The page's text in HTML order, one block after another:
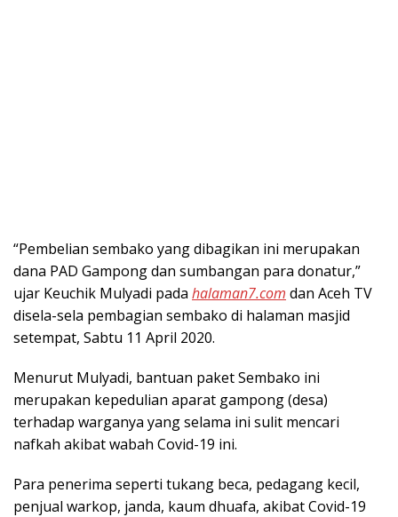
“Pembelian sembako yang dibagikan ini merupakan
dana PAD Gampong dan sumbangan para donatur,”
ujar Keuchik Mulyadi pada halaman7.com dan Aceh TV
disela-sela pembagian sembako di halaman masjid
setempat, Sabtu 11 April 2020.
Menurut Mulyadi, bantuan paket Sembako ini
merupakan kepedulian aparat gampong (desa)
terhadap warganya yang selama ini sulit mencari
nafkah akibat wabah Covid-19 ini.
Para penerima seperti tukang beca, pedagang kecil,
penjual warkop, janda, kaum dhuafa, akibat Covid-19